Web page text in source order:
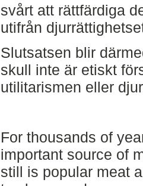
svårt att rättfärdiga
utifrån
Slutsatsen blir
skull inte är etiskt
utilitarismen eller
For thousands of
important source of
still is popular meat